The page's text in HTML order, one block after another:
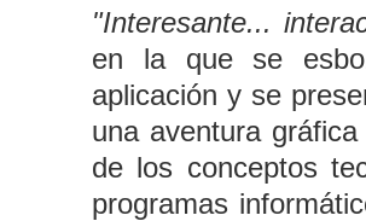
"Interesante...
en la que se
aplicación y se
una aventura
de los conceptos
programas